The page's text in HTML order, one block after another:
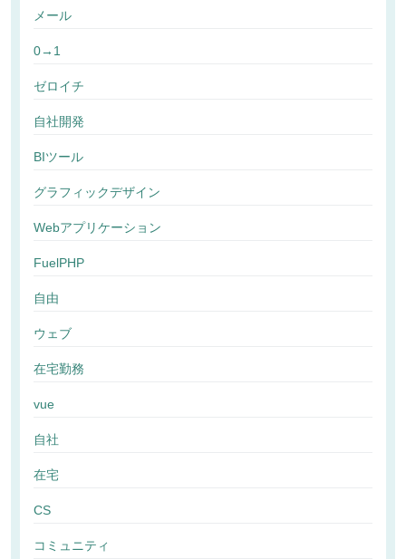
メール
0→1
ゼロイチ
自社開発
BIツール
グラフィックデザイン
Webアプリケーション
FuelPHP
自由
ウェブ
在宅勤務
vue
自社
在宅
CS
コミュニティ